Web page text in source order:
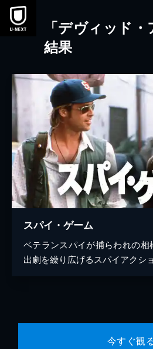
本文へスキップ
「デヴィッド
結果
スパイ・ゲーム
ベテランスパイが捕らわれの
出劇を繰り広げるスパイアクシ
今すぐ観